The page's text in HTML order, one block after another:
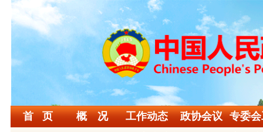
首 页 概 况 工作动态 政协会议 专委